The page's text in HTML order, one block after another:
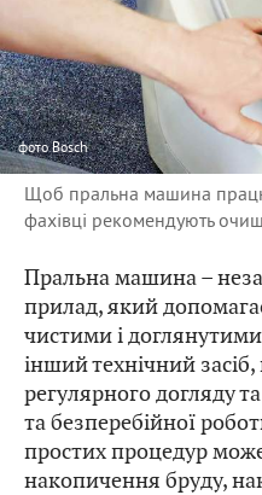
фотоBosch
Щоб пральна машина
фахівці рекомендують
Пральна машина –
прилад, який
чистими і
інший технічний
регулярного догляду
та безперебійної
простих процедур
накопичення бруду,